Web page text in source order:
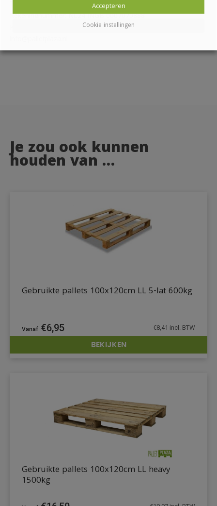
Rekeningnummer: NL24 INGB 0007070888
KvK-nummer: 62559060
Je zou ook kunnen
houden van …
DETAILS
Gebruikte pallets 100x120cm LL 5-lat 600kg
€6,95 €8,41 incl. BTW
BEKIJKEN
Gebruikte pallets 100x120cm LL heavy
1500kg
Cookie instellingen
Accepteren